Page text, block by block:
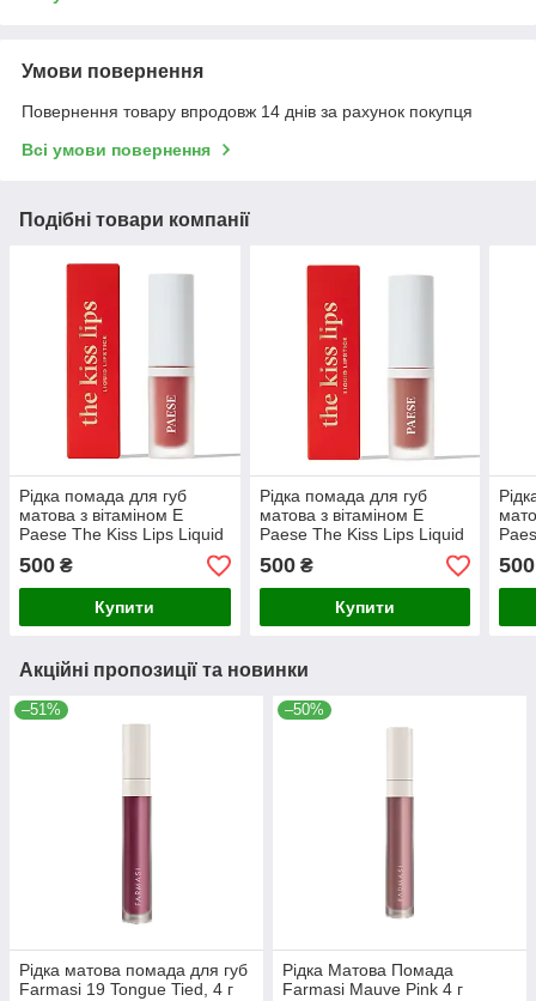
Умови повернення
Повернення товару впродовж 14 днів за рахунок покупця
Всі умови повернення
Подібні товари компанії
Рідка помада для губ
матова з вітаміном Е
Paese The Kiss Lips Liquid
Lipstick 02 nude coral, 3.4
мл
500 ₴
Купити
Рідка помада для губ
матова з вітаміном Е
Paese The Kiss Lips Liquid
Lipstick 01 nude beige, 3.4
мл
500₴
Купити
мл
500
Акційні пропозиції та новинки
–51%
Рідка матова помада для губ
Farmasi 19 Tongue Tied, 4 г
–50%
Рідка Матова Помада
Farmasi Mauve Pink 4 г